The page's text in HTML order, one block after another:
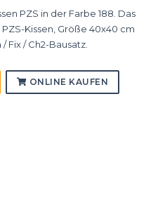
PZS in der Farbe 188. Das
Kissen, Größe 40x40 cm
Fix / Ch2-Bausatz.
ONLINE KAUFEN